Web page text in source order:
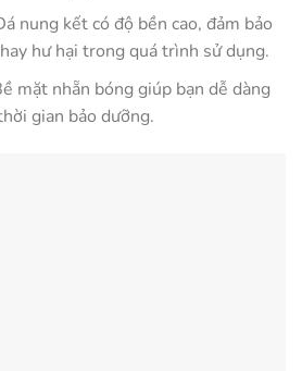
nung kết có độ bền cao, đảm bảo
hư hại trong quá trình sử dụng.
mặt nhẵn bóng giúp bạn dễ dàng
gian bảo dưỡng.